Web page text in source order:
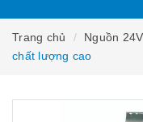
Trang chủ Nguồn 24V
chất lượng cao